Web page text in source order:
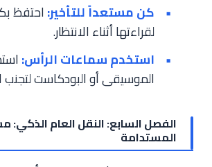
كن مستعداً للتأخير: احتفظ
لقراءتها أثناء الانتظار.
استخدم سماعات الرأس:
الموسيقى أو البودكاست
الفصل السابع: النقل العام الذكي:
المستدامة